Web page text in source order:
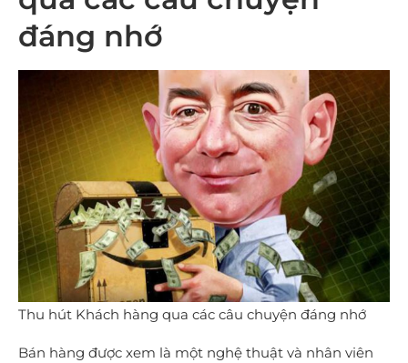
đáng nhớ
Thu hút Khách hàng qua các câu chuyện đáng nhớ
Bán hàng được xem là một nghệ thuật và nhân viên